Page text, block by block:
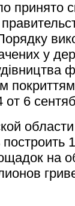
принято
у
6
на